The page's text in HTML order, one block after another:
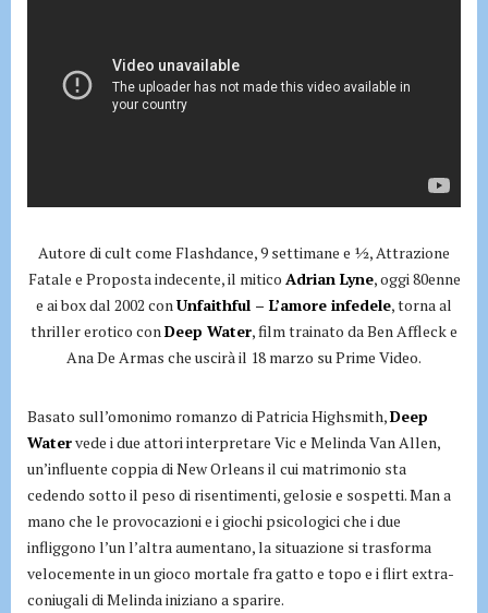
Autore di cult come Flashdance, 9 settimane e ½, Attrazione
Fatale e Proposta indecente, il mitico Adrian Lyne, oggi 80enne
e ai box dal 2002 conUnfaithful – L’amore infedele, torna al
thriller erotico conDeep Water, film trainato da Ben Affleck e
Ana De Armas che uscirà il 18 marzo su Prime Video.
Basato sull’omonimo romanzo di Patricia Highsmith,Deep
Watervede i due attori interpretare Vic e Melinda Van Allen,
un’influente coppia di New Orleans il cui matrimonio sta
cedendo sotto il peso di risentimenti, gelosie e sospetti. Man a
mano che le provocazioni e i giochi psicologici che i due
infliggono l’un l’altra aumentano, la situazione si trasforma
velocemente in un gioco mortale fra gatto e topo e i flirt extra-
coniugali di Melinda iniziano a sparire.